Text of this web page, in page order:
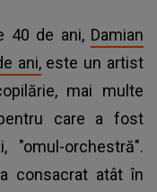
40 de ani, Damian
ani,este un artist
mai multe
care a fost
"omul-orchestră".
consacrat atât în